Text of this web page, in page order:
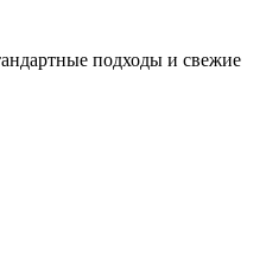
подходы и свежие